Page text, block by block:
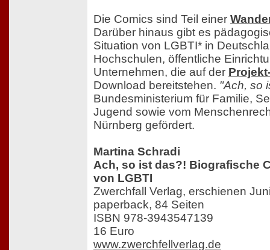
Die Comics sind Teil einer
Darüber hinaus gibt es
Situation von LGBTI* in
Hochschulen, öffentliche
Unternehmen, die auf der
Download bereitstehen. "Ach, so
Bundesministerium für Familie,
Jugend sowie vom
Nürnberg gefördert.
Martina Schradi
Ach, so ist das?! Biografische
von LGBTI
Zwerchfall Verlag, erschienen
paperback, 84 Seiten
ISBN 978-3943547139
16 Euro
www.zwerchfellverlag.de